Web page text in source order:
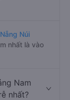
Núi
nhất là vào
Nam
nhất?